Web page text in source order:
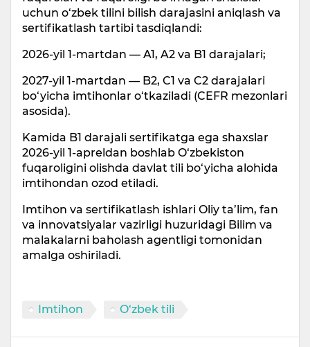
uchun o‘zbek tilini bilish darajasini aniqlash va
sertifikatlash tartibi tasdiqlandi:
2026-yil 1-martdan — A1, A2 va B1 darajalari;
2027-yil 1-martdan — B2, C1 va C2 darajalari
bo‘yicha imtihonlar o‘tkaziladi (CEFR mezonlari
asosida).
Kamida B1 darajali sertifikatga ega shaxslar
2026-yil 1-apreldan boshlab O‘zbekiston
fuqaroligini olishda davlat tili bo‘yicha alohida
imtihondan ozod etiladi.
Imtihon va sertifikatlash ishlari Oliy ta’lim, fan
va innovatsiyalar vazirligi huzuridagi Bilim va
malakalarni baholash agentligi tomonidan
amalga oshiriladi.
Imtihon O‘zbek tili